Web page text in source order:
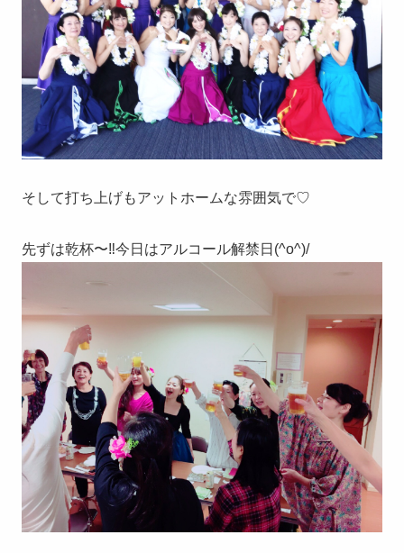
そして打ち上げもアットホームな雰囲気で♡
先ずは乾杯〜‼︎今日はアルコール解禁日(^o^)/